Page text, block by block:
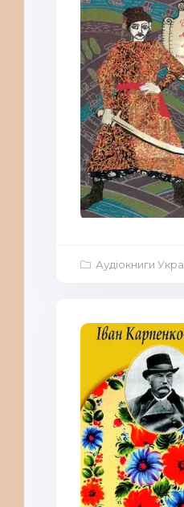
Аудіокниги